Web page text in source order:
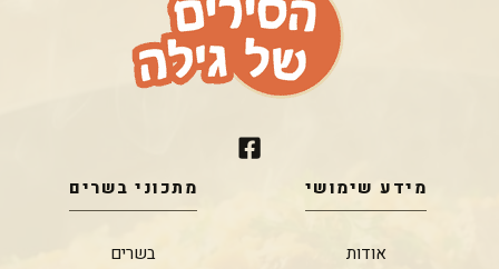
מידע שימושי
אודות
מתכוני בשרים
בשרים